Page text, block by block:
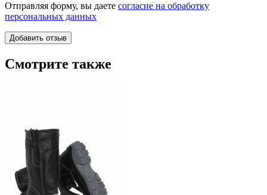
Отправляя форму, вы даете согласие на обработку
персональных данных
Смотрите также